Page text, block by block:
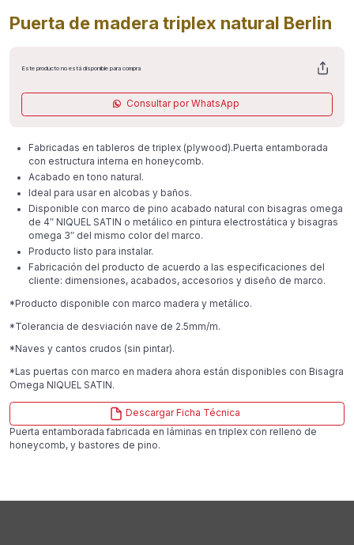
Puerta de madera triplex natural Berlin
Este producto no está disponible para compra
Consultar por WhatsApp
Fabricadas en tableros de triplex (plywood).Puerta entamborada
con estructura interna en honeycomb.
Acabado en tono natural.
Ideal para usar en alcobas y baños.
Disponible con marco de pino acabado natural con bisagras omega
de 4″ NIQUEL SATIN o metálico en pintura electrostática y bisagras
omega 3″ del mismo color del marco.
Producto listo para instalar.
Fabricación del producto de acuerdo a las especificaciones del
cliente: dimensiones, acabados, accesorios y diseño de marco.
*Producto disponible con marco madera y metálico.
*Tolerancia de desviación nave de 2.5mm/m.
*Naves y cantos crudos (sin pintar).
*Las puertas con marco en madera ahora están disponibles con Bisagra
Omega NIQUEL SATIN.
Descargar Ficha Técnica
Puerta entamborada fabricada en láminas en triplex con relleno de
honeycomb, y bastores de pino.